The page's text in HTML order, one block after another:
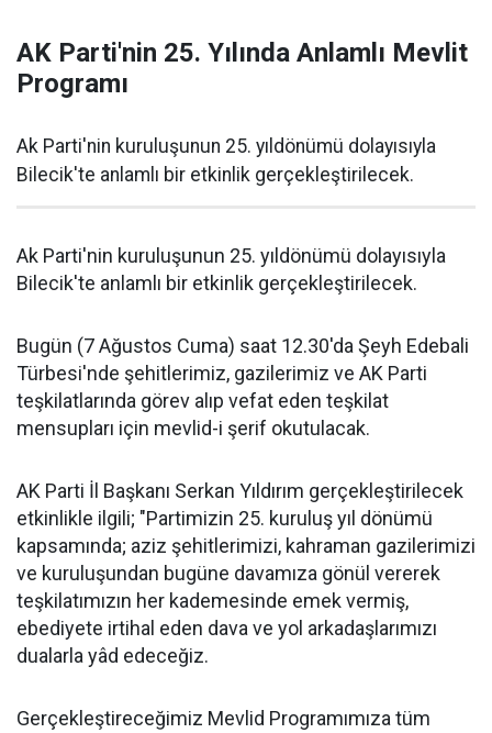
AK Parti'nin 25. Yılında Anlamlı Mevlit
Programı
Ak Parti'nin kuruluşunun 25. yıldönümü dolayısıyla
Bilecik'te anlamlı bir etkinlik gerçekleştirilecek.
Ak Parti'nin kuruluşunun 25. yıldönümü dolayısıyla
Bilecik'te anlamlı bir etkinlik gerçekleştirilecek.
Bugün (7 Ağustos Cuma) saat 12.30'da Şeyh Edebali
Türbesi'nde şehitlerimiz, gazilerimiz ve AK Parti
teşkilatlarında görev alıp vefat eden teşkilat
mensupları için mevlid-i şerif okutulacak.
AK Parti İl Başkanı Serkan Yıldırım gerçekleştirilecek
etkinlikle ilgili; "Partimizin 25. kuruluş yıl dönümü
kapsamında; aziz şehitlerimizi, kahraman gazilerimizi
ve kuruluşundan bugüne davamıza gönül vererek
teşkilatımızın her kademesinde emek vermiş,
ebediyete irtihal eden dava ve yol arkadaşlarımızı
dualarla yâd edeceğiz.
Gerçekleştireceğimiz Mevlid Programımıza tüm